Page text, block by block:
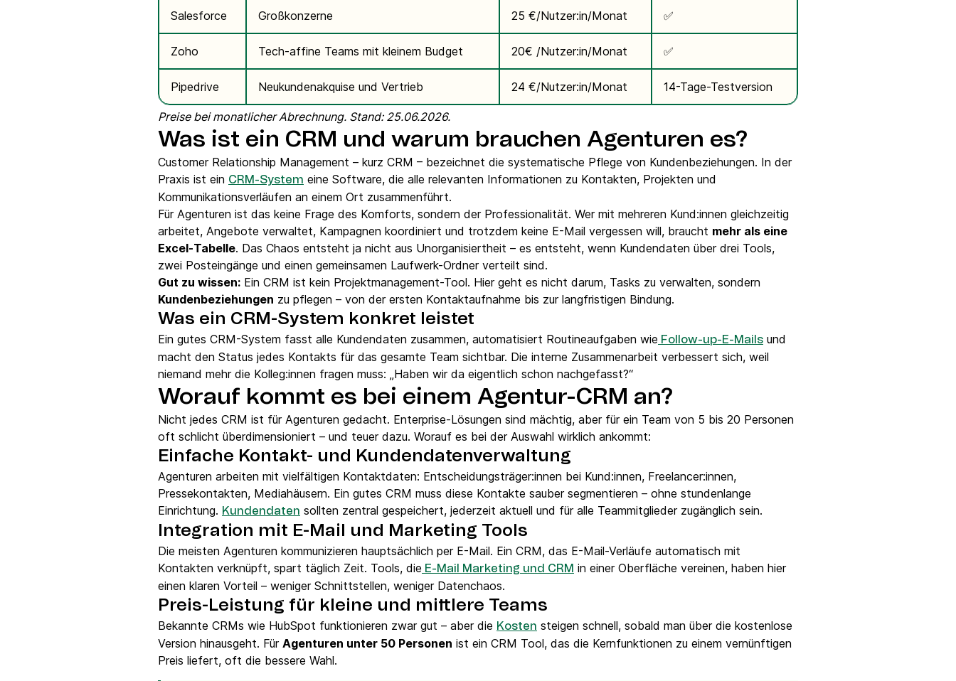
Salesforce Großkonzerne 25 €/Nutzer:in/Monat ✅
Zoho Tech-affine Teams mit kleinem Budget 20€ /Nutzer:in/Monat ✅
Pipedrive Neukundenakquise und Vertrieb 24 €/Nutzer:in/Monat 14-Tage-Testversion
Preise bei monatlicher Abrechnung. Stand: 25.06.2026.
Was ist ein CRM und warum brauchen Agenturen es?
Customer Relationship Management – kurz CRM – bezeichnet die systematische Pflege von Kundenbeziehungen. In der
Praxis ist ein CRM-System eine Software, die alle relevanten Informationen zu Kontakten, Projekten und
Kommunikationsverläufen an einem Ort zusammenführt.
Für Agenturen ist das keine Frage des Komforts, sondern der Professionalität. Wer mit mehreren Kund:innen gleichzeitig
arbeitet, Angebote verwaltet, Kampagnen koordiniert und trotzdem keine E-Mail vergessen will, braucht mehr als eine
Excel-Tabelle. Das Chaos entsteht ja nicht aus Unorganisiertheit – es entsteht, wenn Kundendaten über drei Tools,
zwei Posteingänge und einen gemeinsamen Laufwerk-Ordner verteilt sind.
Gut zu wissen: Ein CRM ist kein Projektmanagement-Tool. Hier geht es nicht darum, Tasks zu verwalten, sondern
Kundenbeziehungen zu pflegen – von der ersten Kontaktaufnahme bis zur langfristigen Bindung.
Was ein CRM-System konkret leistet
Ein gutes CRM-System fasst alle Kundendaten zusammen, automatisiert Routineaufgaben wie Follow-up-E-Mails und
macht den Status jedes Kontakts für das gesamte Team sichtbar. Die interne Zusammenarbeit verbessert sich, weil
niemand mehr die Kolleg:innen fragen muss: „Haben wir da eigentlich schon nachgefasst?“
Worauf kommt es bei einem Agentur-CRM an?
Nicht jedes CRM ist für Agenturen gedacht. Enterprise-Lösungen sind mächtig, aber für ein Team von 5 bis 20 Personen
oft schlicht überdimensioniert – und teuer dazu. Worauf es bei der Auswahl wirklich ankommt:
Einfache Kontakt- und Kundendatenverwaltung
Agenturen arbeiten mit vielfältigen Kontaktdaten: Entscheidungsträger:innen bei Kund:innen, Freelancer:innen,
Pressekontakten, Mediahäusern. Ein gutes CRM muss diese Kontakte sauber segmentieren – ohne stundenlange
Einrichtung. Kundendaten sollten zentral gespeichert, jederzeit aktuell und für alle Teammitglieder zugänglich sein.
Integration mit E-Mail und Marketing Tools
Die meisten Agenturen kommunizieren hauptsächlich per E-Mail. Ein CRM, das E-Mail-Verläufe automatisch mit
Kontakten verknüpft, spart täglich Zeit. Tools, die E-Mail Marketing und CRM in einer Oberfläche vereinen, haben hier
einen klaren Vorteil – weniger Schnittstellen, weniger Datenchaos.
Preis-Leistung für kleine und mittlere Teams
Bekannte CRMs wie HubSpot funktionieren zwar gut – aber die Kosten steigen schnell, sobald man über die kostenlose
Version hinausgeht. Für Agenturen unter 50 Personen ist ein CRM Tool, das die Kernfunktionen zu einem vernünftigen
Preis liefert, oft die bessere Wahl.